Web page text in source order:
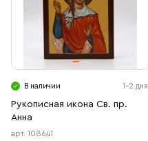
В наличии 1-2 дня
Рукописная икона Св. пр.
Анна
арт. 108641